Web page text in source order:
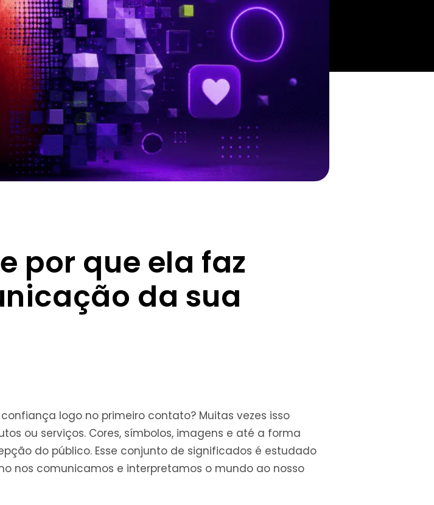
por que ela faz
da sua
logo no primeiro contato? Muitas vezes isso
ou serviços. Cores, símbolos, imagens e até a forma
do público. Esse conjunto de significados é estudado
nos comunicamos e interpretamos o mundo ao nosso